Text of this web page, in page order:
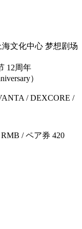
文化中心 梦想剧场
12周年
）
/ DEXCORE /
/ ペア券 420